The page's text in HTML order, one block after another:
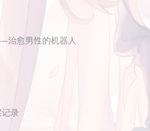
治愈男性的机器人
录